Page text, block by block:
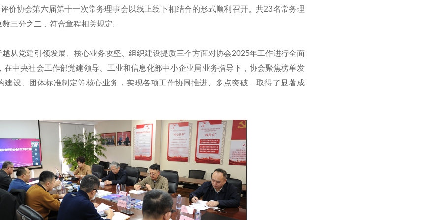
价协会第六届第十一次常务理事会以线上线下相结合的形式顺利召开。共23名常务理
三分之二，符合章程相关规定。
从党建引领发展、核心业务攻坚、组织建设提质三个方面对协会2025年工作进行全面
在中央社会工作部党建领导、工业和信息化部中小企业局业务指导下，协会聚焦榜单发
建设、团体标准制定等核心业务，实现各项工作协同推进、多点突破，取得了显著成